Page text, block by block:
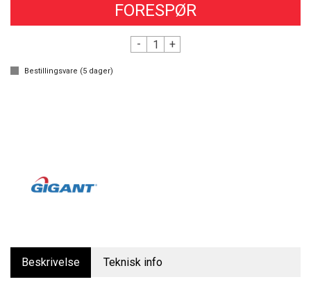
FORESPØR
- +
Bestillingsvare (5 dager)
Beskrivelse Teknisk info